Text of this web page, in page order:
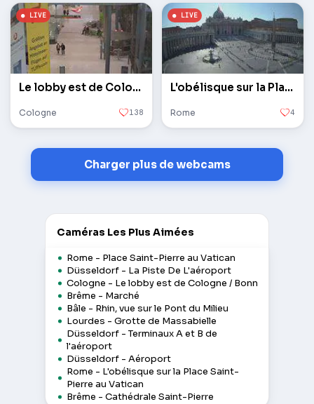
Le lobby est de Cologne / Bonn
Cologne 138
L'obélisque sur la Place Saint-Pierre au Vatican
Rome 4
Charger plus de webcams
Caméras Les Plus Aimées
Rome - Place Saint-Pierre au Vatican
Düsseldorf - La Piste De L'aéroport
Cologne - Le lobby est de Cologne / Bonn
Brême - Marché
Bâle - Rhin, vue sur le Pont du Milieu
Lourdes - Grotte de Massabielle
Düsseldorf - Terminaux A et B de
l'aéroport
Düsseldorf - Aéroport
Rome - L'obélisque sur la Place Saint-
Pierre au Vatican
Brême - Cathédrale Saint-Pierre